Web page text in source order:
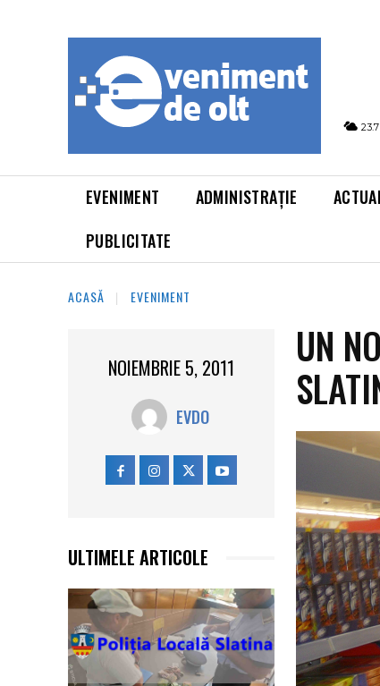
23.7
EVENIMENT ADMINISTRAȚIE
PUBLICITATE
ACASĂ EVENIMENT
NOIEMBRIE 5, 2011
EVDO
ULTIMELE ARTICOLE
UN